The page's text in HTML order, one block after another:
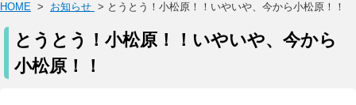
HOME > お知らせ > とうとう！小松原！！いやいや、今から小松原！！
とうとう！小松原！！いやいや、今から
小松原！！